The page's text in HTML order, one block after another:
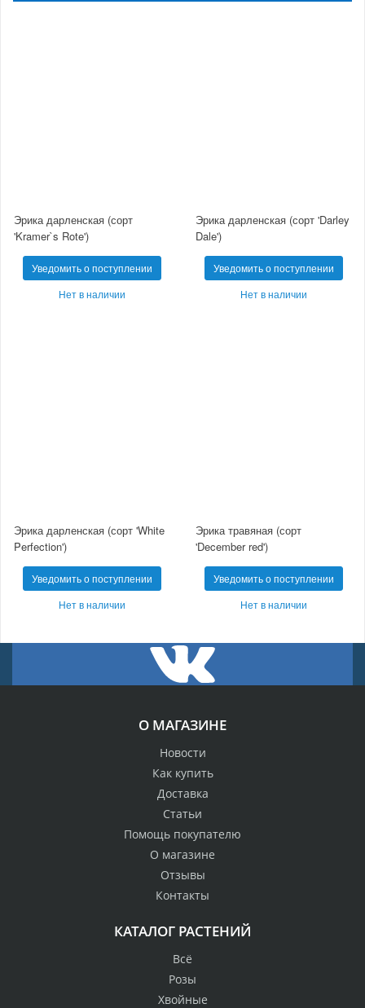
Эрика дарленская (сорт
'Kramer`s Rote')
Уведомить о поступлении
Нет в наличии
Эрика дарленская (сорт 'Darley
Dale')
Уведомить о поступлении
Нет в наличии
Эрика дарленская (сорт 'White
Perfection')
Уведомить о поступлении
Нет в наличии
Эрика травяная (сорт
'December red')
Уведомить о поступлении
Нет в наличии
О МАГАЗИНЕ
Новости
Как купить
Доставка
Статьи
Помощь покупателю
О магазине
Отзывы
Контакты
КАТАЛОГ РАСТЕНИЙ
Всё
Розы
Хвойные